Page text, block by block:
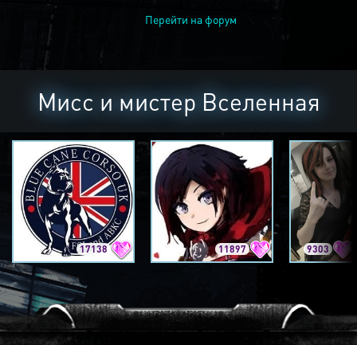
Перейти на форум
Мисс и мистер Вселенная
17138 11897 9303